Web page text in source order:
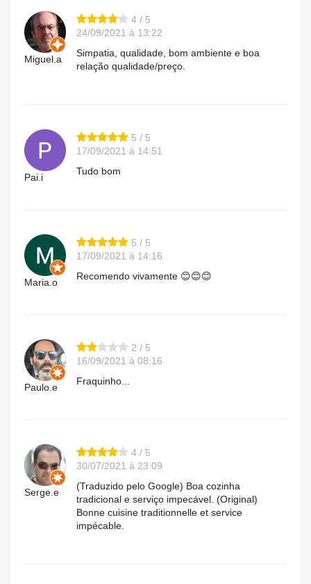
Miguel.a
4 / 5
24/09/2021 à 13:22
Simpatia, qualidade, bom ambiente e boa
relação qualidade/preço.
Pai.i
5 / 5
17/09/2021 à 14:51
Tudo bom
Maria.o
5 / 5
17/09/2021 à 14:16
Recomendo vivamente 😊😊😊
Paulo.e
2 / 5
16/09/2021 à 08:16
Fraquinho...
Serge.e
4 / 5
30/07/2021 à 23:09
(Traduzido pelo Google) Boa cozinha
tradicional e serviço impecável. (Original)
Bonne cuisine traditionnelle et service
impécable.